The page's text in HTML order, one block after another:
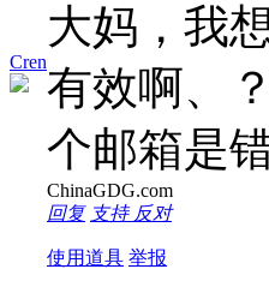
Cren
大妈，我
有效啊、
个邮箱是
ChinaGDG.com
回复 支持 反对
使用道具 举报